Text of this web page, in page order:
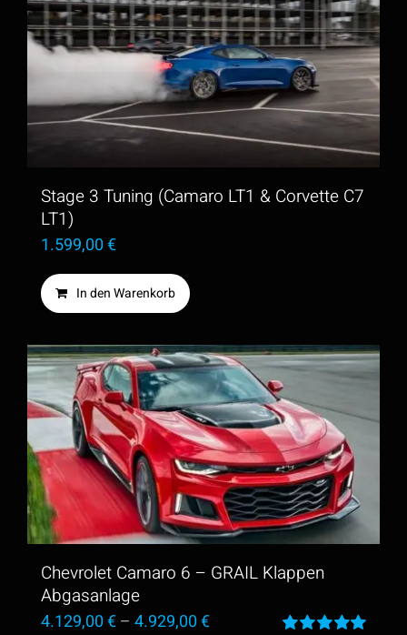
Varianten
auf.
Die
Optionen
können
der
werden
Stage 3 Tuning (Camaro LT1 & Corvette C7
LT1)
1.599,00€
In den Warenkorb
Chevrolet Camaro 6 – GRAIL Klappen
Abgasanlage
4.129,00€– 4.929,00€